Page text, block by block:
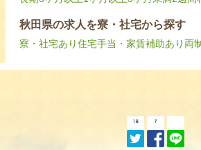
秋田県の求人を寮・社宅から探す
寮・社宅あり住宅手当・家賃補助あり 両